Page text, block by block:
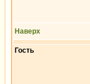
Наверх
Гость